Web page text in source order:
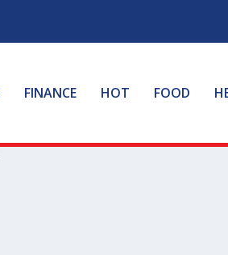
FINANCE HOT FOOD